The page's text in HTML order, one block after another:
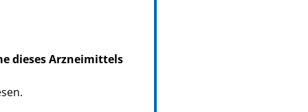
dieses Arzneimittels